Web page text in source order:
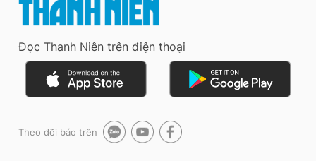
Đọc Thanh Niên trên điện thoại
Theo dõi báo trên